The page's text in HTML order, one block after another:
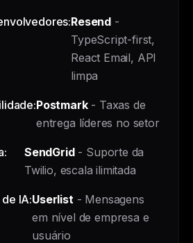
Resend -
TypeScript-first,
React Email, API
limpa
Postmark- Taxas de
entrega líderes no setor
SendGrid- Suporte da
Twilio, escala ilimitada
IA:Userlist- Mensagens
em nível de empresa e
usuário